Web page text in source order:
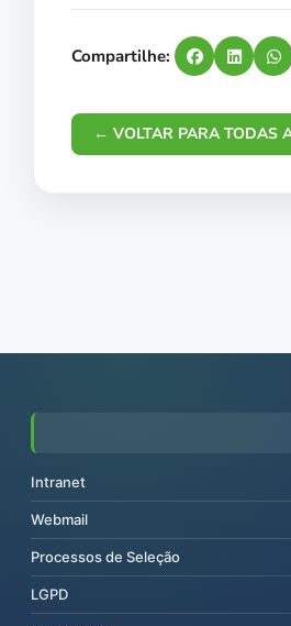
Compartilhe:
← VOLTAR PARA TODAS
Intranet
Webmail
Processos de Seleção
LGPD